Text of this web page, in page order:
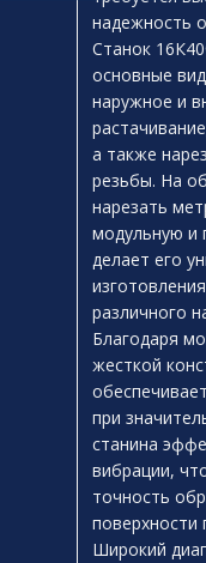
надежность
Станок
основные
наружное и
а также
резьбы. На
нарезать
модульную и
делает его
различного
Благодаря
жесткой
при
станина
вибрации,
точность
поверхности
Широкий